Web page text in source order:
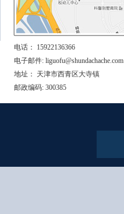
电话： 15922136366
电子邮件: liguofu@shundachache.com
地址： 天津市西青区大寺镇
邮政编码: 300385